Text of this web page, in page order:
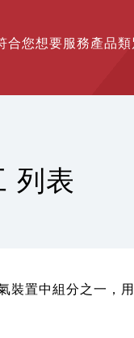
您想要服務產品類
列表
裝置中組分之一，